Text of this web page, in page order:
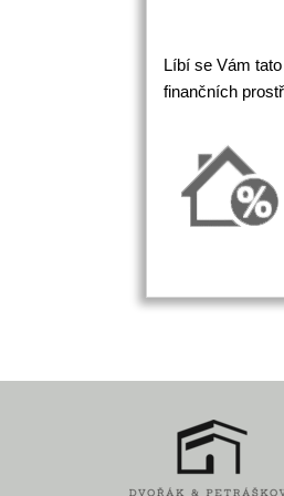
Líbí se Vám
finančních